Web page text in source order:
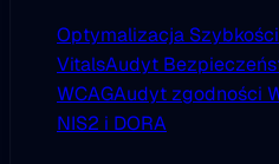
Optymalizacja Szybkości
VitalsAudyt
WCAGAudyt zgodności
NIS2 i DORA